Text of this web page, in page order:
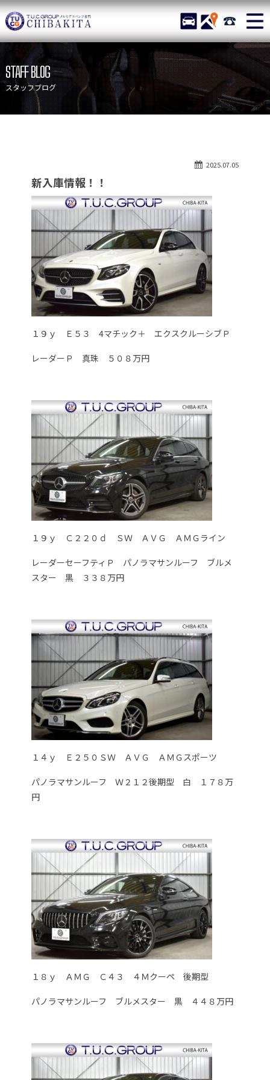
TUCグループ メルセデスベ
STOCK ACCESS 043-
ニュース
在庫リスト
目玉車両一覧
店舗紹介
保証＆サービス
アクセスマップ
自動車保険
TUCとは？
リクルート
納車blog
スタッフblog
会社概要
STAFF BLOG
スタッフブログ
2025.07.05
新入庫情報！！
１９ｙ Ｅ５３ 4マチック＋ エクスクルーシブＰ
レーダーＰ 真珠 ５０８万円
１９ｙ Ｃ２２０ｄ ＳＷ ＡＶＧ ＡＭＧライン
レーダーセーフティＰ パノラマサンルーフ ブルメ
スター 黒 ３３８万円
１４ｙ Ｅ２５０ＳＷ ＡＶＧ ＡＭＧスポーツ
パノラマサンルーフ Ｗ２１２後期型 白 １７８万
円
１８ｙ ＡＭＧ Ｃ４３ ４Ｍクーペ 後期型
パノラマサンルーフ ブルメスター 黒 ４４８万円